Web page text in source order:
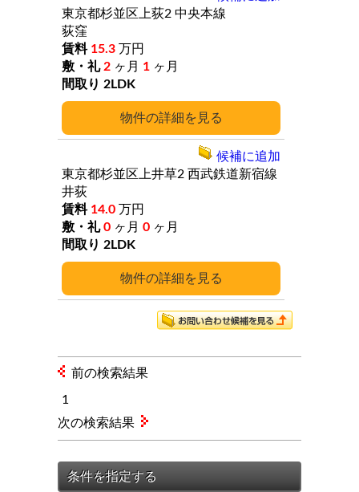
詳細
東京都杉並区上荻2 中央本線
荻窪
15.3 万円
2 ヶ月 1 ヶ月
2LDK
詳細
東京都杉並区上井草2 西武鉄道新宿線
井荻
14.0 万円
0 ヶ月 0 ヶ月
2LDK
候補に追加
前の検索結果
1